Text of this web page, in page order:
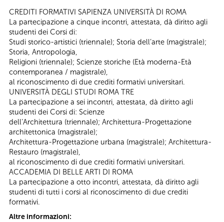
CREDITI FORMATIVI SAPIENZA UNIVERSITÀ DI ROMA
La partecipazione a cinque incontri, attestata, dà diritto agli
studenti dei Corsi di:
Studi storico-artistici (triennale); Storia dell’arte (magistrale);
Storia, Antropologia,
Religioni (triennale); Scienze storiche (Età moderna-Età
contemporanea / magistrale),
al riconoscimento di due crediti formativi universitari.
UNIVERSITÀ DEGLI STUDI ROMA TRE
La partecipazione a sei incontri, attestata, dà diritto agli
studenti dei Corsi di: Scienze
dell’Architettura (triennale); Architettura-Progettazione
architettonica (magistrale);
Architettura-Progettazione urbana (magistrale); Architettura-
Restauro (magistrale),
al riconoscimento di due crediti formativi universitari.
ACCADEMIA DI BELLE ARTI DI ROMA
La partecipazione a otto incontri, attestata, dà diritto agli
studenti di tutti i corsi al riconoscimento di due crediti
formativi.
Altre informazioni: